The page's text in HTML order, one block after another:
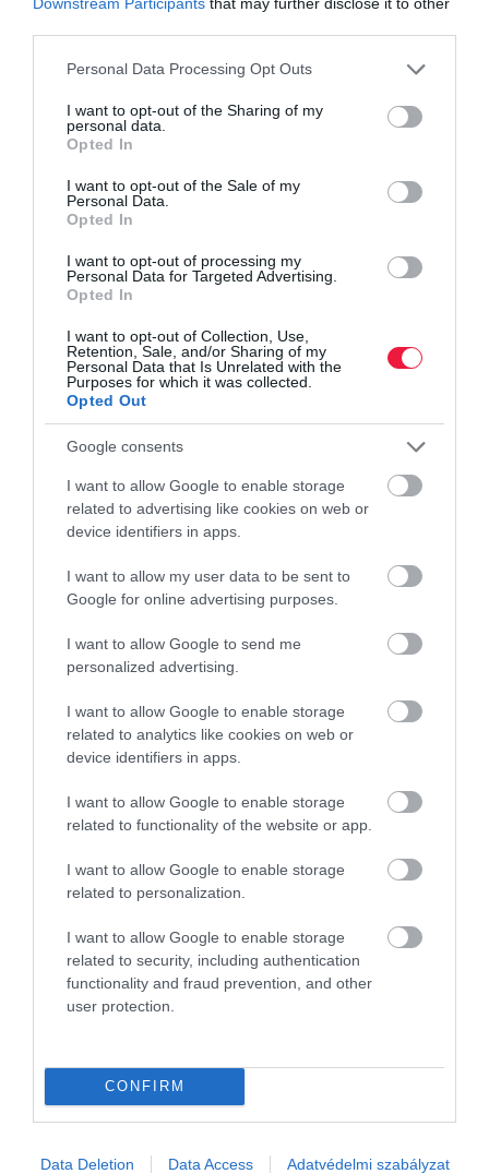
Please note that this website/app uses one or more Google
not limited to your visit or usage behaviour. You may click to
grant or deny consent to Google and its third-party tags to
use your data for below specified purposes in below Google
consent section.
Personal Data Processing Opt Outs
I want to opt-out of the Sharing of my
personal data.
Opted In
I want to opt-out of the Sale of my
Personal Data.
Opted In
I want to opt-out of processing my
Personal Data for Targeted Advertising.
Opted In
I want to opt-out of Collection, Use,
Retention, Sale, and/or Sharing of my
Personal Data that Is Unrelated with the
Purposes for which it was collected.
Opted Out
Google consents
I want to allow Google to enable storage
related to advertising like cookies on web or
device identifiers in apps.
I want to allow my user data to be sent to
Google for online advertising purposes.
I want to allow Google to send me
personalized advertising.
I want to allow Google to enable storage
related to analytics like cookies on web or
device identifiers in apps.
I want to allow Google to enable storage
related to functionality of the website or app.
I want to allow Google to enable storage
related to personalization.
I want to allow Google to enable storage
related to security, including authentication
functionality and fraud prevention, and other
user protection.
CONFIRM
Data Deletion Data Access Adatvédelmi szabályzat
Lakásvásárlás hitelből vagy albérlet? Feladvány
egyetemistáknak
Sok család számára válik aktuálissá az egyetemi felvételi
jobban: lakást vásárolni, vagy pedig bérelni? Itt egy számítás a
Bank360.hu…
PÉNZ